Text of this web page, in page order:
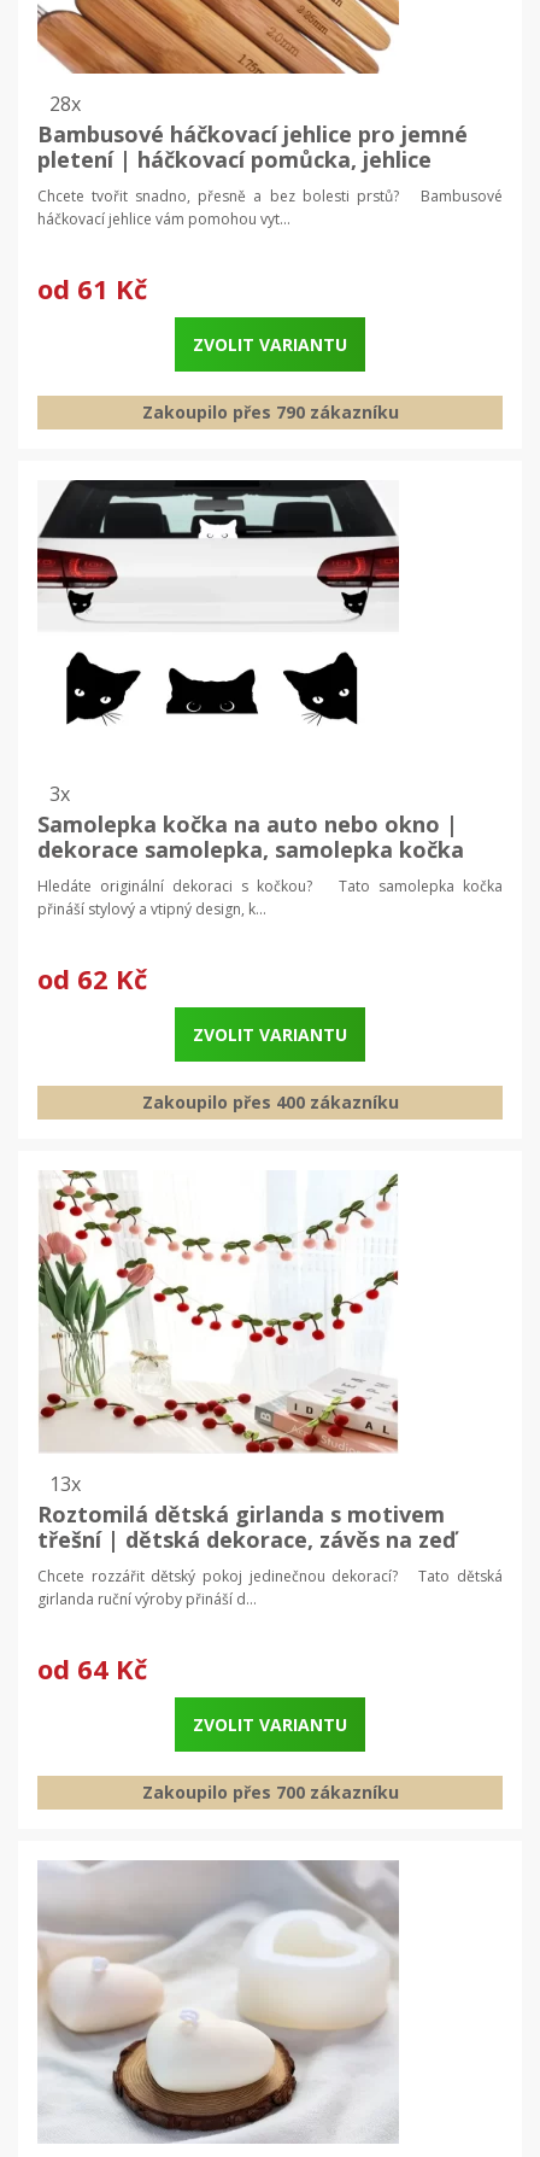
28x
Bambusové háčkovací jehlice pro jemné
pletení | háčkovací pomůcka, jehlice
Chcete tvořit snadno, přesně a bez bolesti prstů? Bambusové
háčkovací jehlice vám pomohou vyt...
od 61 Kč
ZVOLIT VARIANTU
Zakoupilo přes 790 zákazníku
3x
Samolepka kočka na auto nebo okno |
dekorace samolepka, samolepka kočka
Hledáte originální dekoraci s kočkou? Tato samolepka kočka
přináší stylový a vtipný design, k...
od 62 Kč
ZVOLIT VARIANTU
Zakoupilo přes 400 zákazníku
13x
Roztomilá dětská girlanda s motivem
třešní | dětská dekorace, závěs na zeď
Chcete rozzářit dětský pokoj jedinečnou dekorací? Tato dětská
girlanda ruční výroby přináší d...
od 64 Kč
ZVOLIT VARIANTU
Zakoupilo přes 700 zákazníku